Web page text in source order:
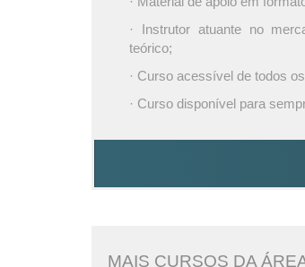
· Instrutor atuante no
teórico;
· Curso acessível de todos
· Curso disponível para
MAIS CURSOS DA